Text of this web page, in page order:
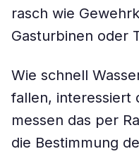
rasch wie
Gasturbinen oder
Wie schnell
fallen, interessiert
messen das per
die Bestimmung